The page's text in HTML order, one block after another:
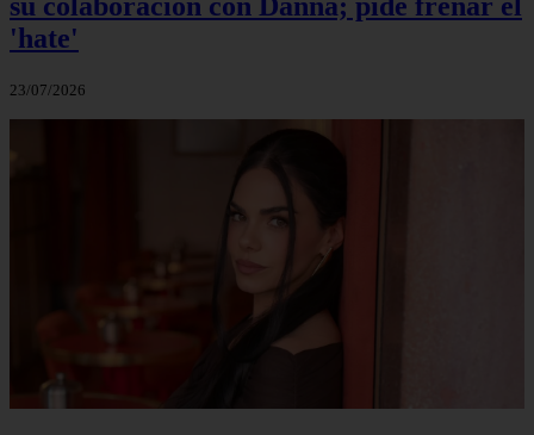
'hate'
23/07/2026